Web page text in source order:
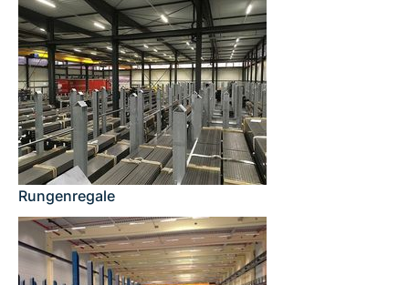
Rungenregale